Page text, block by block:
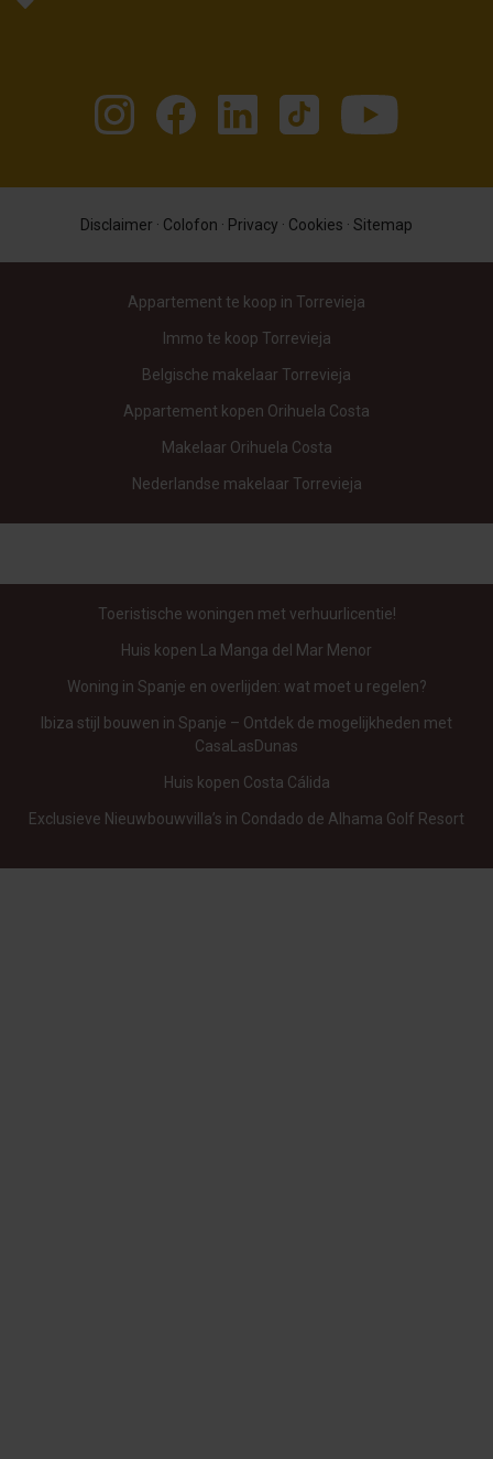
Disclaimer · Colofon · Privacy · Cookies · Sitemap
Appartement te koop in Torrevieja
Immo te koop Torrevieja
Belgische makelaar Torrevieja
Appartement kopen Orihuela Costa
Makelaar Orihuela Costa
Nederlandse makelaar Torrevieja
Toeristische woningen met verhuurlicentie!
Huis kopen La Manga del Mar Menor
Woning in Spanje en overlijden: wat moet u regelen?
Ibiza stijl bouwen in Spanje – Ontdek de mogelijkheden met
CasaLasDunas
Huis kopen Costa Cálida
Exclusieve Nieuwbouwvilla’s in Condado de Alhama Golf Resort